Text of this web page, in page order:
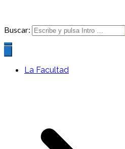
Buscar:
La Facultad